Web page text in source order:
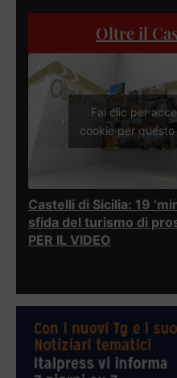
Oltre il
Fai clic per
cookie per
Castelli di Sicilia: 19
sfida del turismo di
PER IL VIDEO